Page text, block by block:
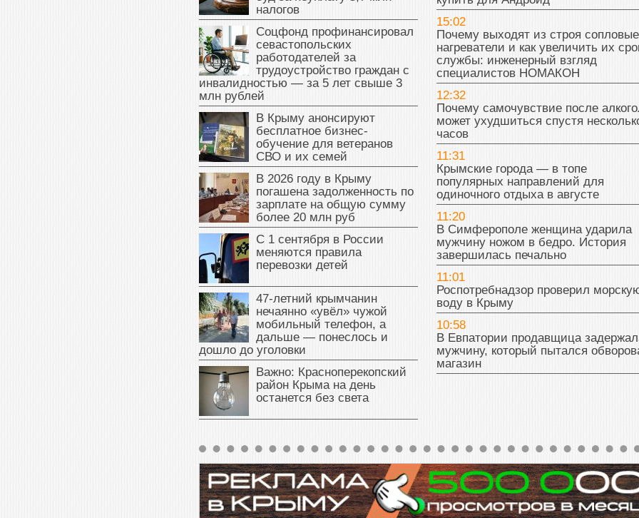
налогов
Соцфонд профинансировал
севастопольских
работодателей за
трудоустройство граждан с
инвалидностью — за 5 лет свыше 3
млн рублей
В Крыму анонсируют
бесплатное бизнес-
обучение для ветеранов
СВО и их семей
В 2026 году в Крыму
погашена задолженность по
зарплате на общую сумму
более 20 млн руб
С 1 сентября в России
меняются правила
перевозки детей
47‑летний крымчанин
нечаянно «увёл» чужой
мобильный телефон, а
дальше — понеслось и
дошло до уголовки
Важно: Красноперекопский
район Крыма на день
останется без света
15:02
Почему выходят из строя сопловые
нагреватели и как увеличить их
службы: инженерный взгляд
специалистов НОМАКОН
12:32
Почему самочувствие после
может ухудшиться спустя
часов
11:31
Крымские города — в топе
популярных направлений для
одиночного отдыха в августе
11:20
В Симферополе женщина ударила
мужчину ножом в бедро. История
завершилась печально
11:01
Роспотребнадзор проверил
воду в Крыму
10:58
В Евпатории продавщица
мужчину, который пытался
магазин